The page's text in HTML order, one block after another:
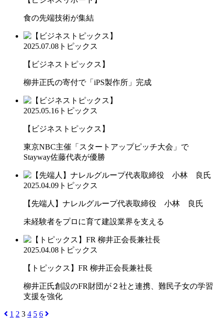
食の先端技術が集結
2025.07.08 トピックス
【ビジネストピックス】
柳井正氏の寄付で「iPS製作所」完成
2025.05.16 トピックス
【ビジネストピックス】
東京NBC主催「スタートアップピッチ大会」で
Stayway佐藤代表が優勝
2025.04.09 トピックス
【先端人】ナレルグループ代表取締役 小林 良氏
未経験者をプロに育て建設業界を支える
2025.04.08 トピックス
【トピックス】FR 柳井正会長兼社長
柳井正氏創設のFR財団が２社と連携、難民子女の学習
支援を強化
1 2 3 4 5 6